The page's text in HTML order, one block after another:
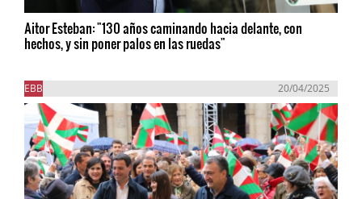
Aitor Esteban: "130 años caminando hacia delante, con
hechos, y sin poner palos en las ruedas"
EBB 20/04/2025